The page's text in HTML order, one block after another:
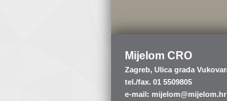
Mijelom CRO
Zagreb, Ulica grada
tel./fax. 01 5509805
e-mail: mijelom@mijelom.hr